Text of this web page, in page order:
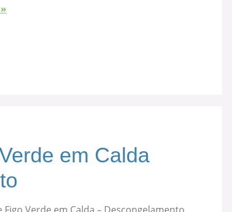
em Calda
Figo Verde em Calda – Descongelamento